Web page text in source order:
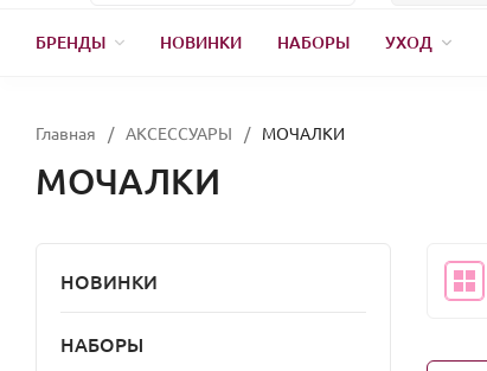
БРЕНДЫ НОВИНКИ НАБОРЫ УХОД
Главная / АКСЕССУАРЫ / МОЧАЛКИ
МОЧАЛКИ
НОВИНКИ
НАБОРЫ